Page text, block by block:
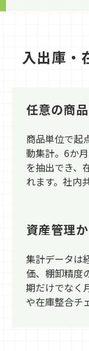
入出庫・
任意の商
商品単位で起
動集計。6か
を抽出でき、
れます。社内
資産管理
集計データは
価、棚卸精度
期だけでなく
や在庫整合チ